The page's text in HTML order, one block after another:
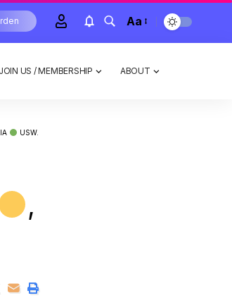
Aa
JOIN US / MEMBERSHIP ABOUT
USW.
,